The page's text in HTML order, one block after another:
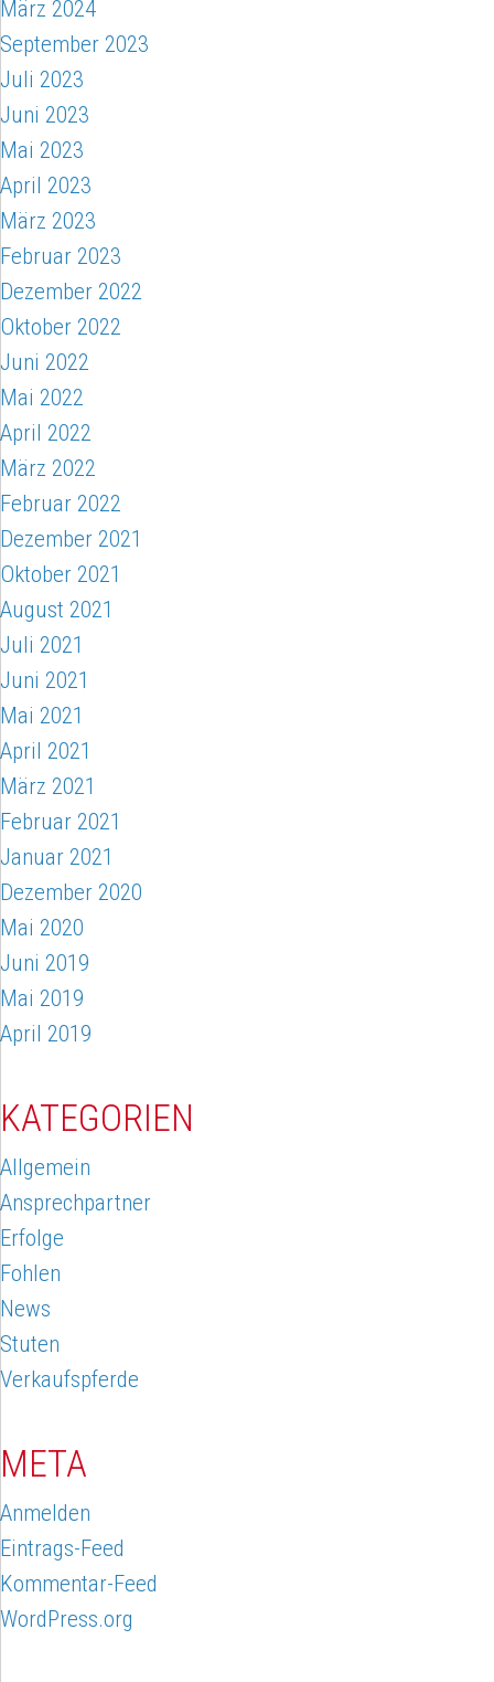
März 2024
September 2023
Juli 2023
Juni 2023
Mai 2023
April 2023
März 2023
Februar 2023
Dezember 2022
Oktober 2022
Juni 2022
Mai 2022
April 2022
März 2022
Februar 2022
Dezember 2021
Oktober 2021
August 2021
Juli 2021
Juni 2021
Mai 2021
April 2021
März 2021
Februar 2021
Januar 2021
Dezember 2020
Mai 2020
Juni 2019
Mai 2019
April 2019
KATEGORIEN
Allgemein
Ansprechpartner
Erfolge
Fohlen
News
Stuten
Verkaufspferde
META
Anmelden
Eintrags-Feed
Kommentar-Feed
WordPress.org